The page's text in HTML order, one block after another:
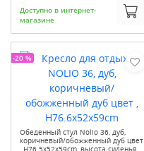
Доступно в интернет-
магазине
Обеденный стул Nolio 36, дуб,
коричневый/обожженный дуб цвет
-20 %